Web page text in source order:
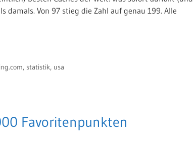
damals. Von 97 stieg die Zahl auf genau 199. Alle
, statistik, usa
Favoritenpunkten